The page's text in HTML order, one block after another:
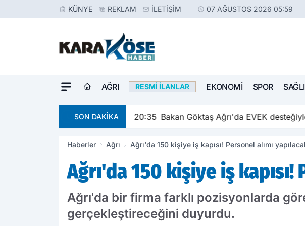
KÜNYE REKLAM İLETIŞIM 07 AĞUSTOS 2026 05:59
AĞRI RESMI İLANLAR EKONOMI SPOR
SON DAKİKA 20:35 Bakan Göktaş Ağrı'da EVEK
Haberler Ağrı Ağrı'da 150 kişiye iş kapısı! Personel alımı
Ağrı'da 150 kişiye iş kapısı!
Ağrı'da bir firma farklı pozisyonlarda
gerçekleştireceğini duyurdu.